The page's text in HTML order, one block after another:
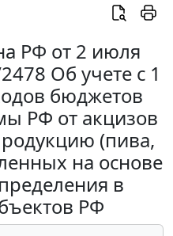
РФ от 2 июля
Об учете с 1
бюджетов
РФ от акцизов
(пива,
на основе
в
РФ